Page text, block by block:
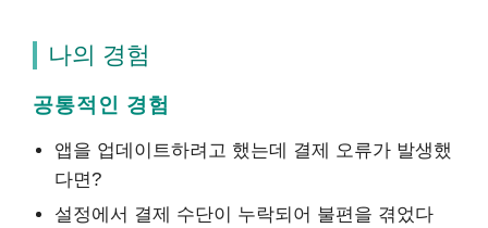
나의 경험
공통적인 경험
앱을 업데이트하려고 했는데 결제 오류가 발생했
다면?
설정에서 결제 수단이 누락되어 불편을 겪었다